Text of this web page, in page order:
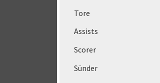
Tore
Assists
Scorer
Sünder